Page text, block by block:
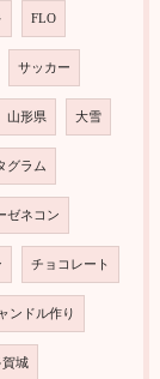
FLO
サッカー
山形県 大雪
グラム
ゼネコン
チョコレート
ンドル作り
賀城